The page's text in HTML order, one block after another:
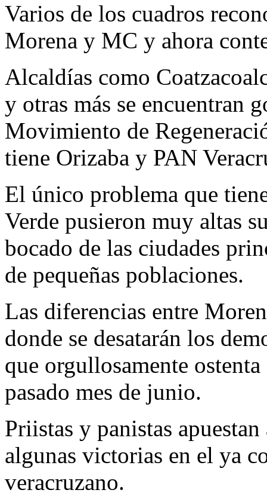
Varios de los cuadros
Morena y MC y ahora
Alcaldías como
y otras más se encuentran
Movimiento de
tiene Orizaba y PAN
El único problema que
Verde pusieron muy altas
bocado de las ciudades
de pequeñas poblaciones.
Las diferencias entre
donde se desatarán los
que orgullosamente
pasado mes de junio.
Priistas y panistas
algunas victorias en el ya
veracruzano.